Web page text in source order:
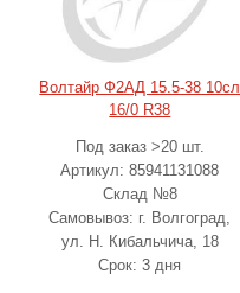
Волтайр Ф2АД 15.5-38 10сл
16/0 R38
Под заказ >20 шт.
Артикул: 85941131088
Склад №8
Самовывоз: г. Волгоград,
ул. Н. Кибальчича, 18
Срок: 3 дня